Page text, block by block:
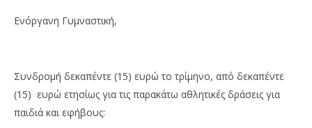
Ενόργανη Γυμναστική,
Συνδρομή δεκαπέντε (15) ευρώ το τρίμηνο, από δεκαπέντε
(15) ευρώ ετησίως για τις παρακάτω αθλητικές δράσεις για
παιδιά και εφήβους: